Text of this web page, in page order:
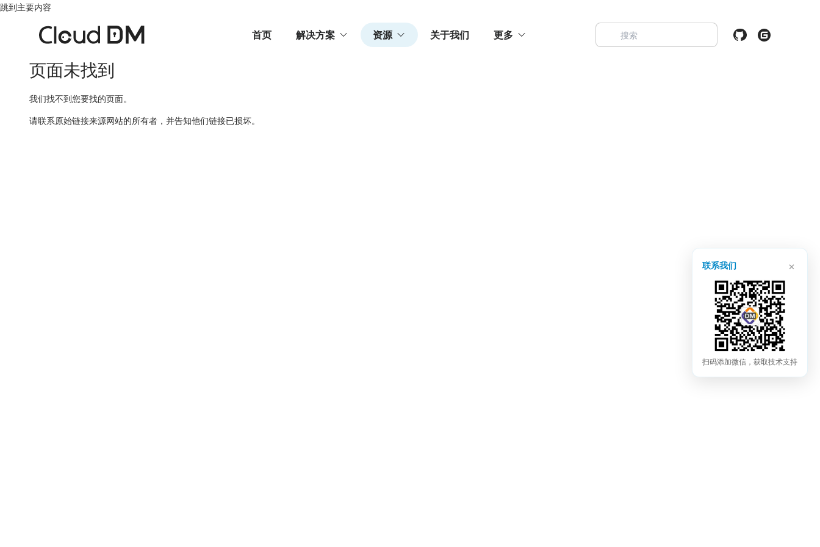
跳到主要内容
首页 解决方案 资源 关于我们 更多
页面未找到
我们找不到您要找的页面。
请联系原始链接来源网站的所有者，并告知他们链接已损坏。
联系我们 ×
扫码添加微信，获取技术支持